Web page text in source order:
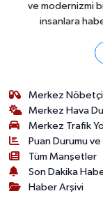
ve modernizmi
insanlara
Merkez
Merkez Hava
Merkez Trafik
Puan Durumu
Tüm Manşetler
Son Dakika
Haber Arşivi